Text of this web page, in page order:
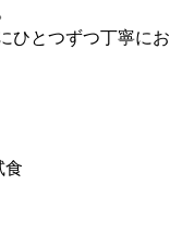
ひとつずつ丁寧にお
食